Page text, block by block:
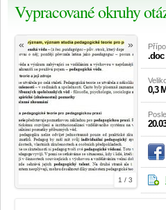
Vypracované okruhy
1 / 3
« »
.doc
0,3